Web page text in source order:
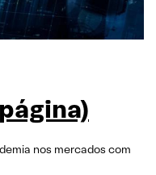
nos mercados com